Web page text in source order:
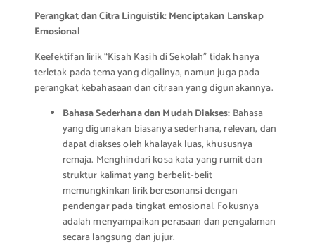
Perangkat dan Citra Linguistik: Menciptakan Lanskap
Emosional
Keefektifan lirik “Kisah Kasih di Sekolah” tidak hanya
terletak pada tema yang digalinya, namun juga pada
perangkat kebahasaan dan citraan yang digunakannya.
Bahasa Sederhana dan Mudah Diakses: Bahasa
yang digunakan biasanya sederhana, relevan, dan
dapat diakses oleh khalayak luas, khususnya
remaja. Menghindari kosa kata yang rumit dan
struktur kalimat yang berbelit-belit
memungkinkan lirik beresonansi dengan
pendengar pada tingkat emosional. Fokusnya
adalah menyampaikan perasaan dan pengalaman
secara langsung dan jujur.